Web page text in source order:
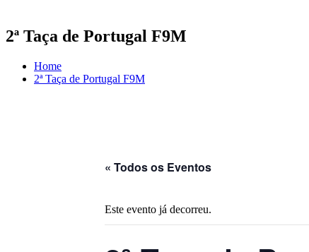
2ª Taça de Portugal F9M
Home
2ª Taça de Portugal F9M
« Todos os Eventos
Este evento já decorreu.